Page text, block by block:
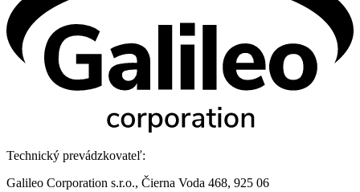
Technický prevádzkovateľ:
Galileo Corporation s.r.o., Čierna Voda 468, 925 06